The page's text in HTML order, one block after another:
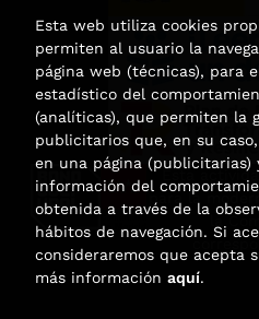
Esta
para la
la
Esta web utiliza cookies
permiten al usuario la
página web (técnicas), para
estadístico del
(analíticas), que permiten la
publicitarios que, en su
en una página (publicitarias)
información del
obtenida a través de la
hábitos de navegación. Si
consideraremos que acepta
más información aquí.